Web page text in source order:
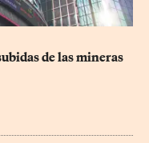
de las mineras